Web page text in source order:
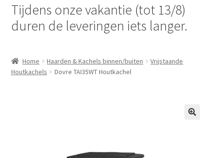
FAQ
Contact
Tijdens onze vakantie (tot 13/8)
duren de leveringen iets langer.
Home Haarden & Kachels binnen/buiten
Vrijstaande
Houtkachels
Dovre TAI35WT Houtkachel